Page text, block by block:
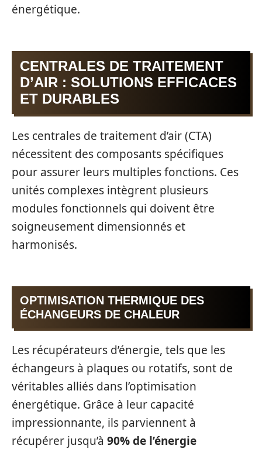
énergétique.
CENTRALES DE TRAITEMENT
D’AIR : SOLUTIONS EFFICACES
ET DURABLES
Les centrales de traitement d’air (CTA)
nécessitent des composants spécifiques
pour assurer leurs multiples fonctions. Ces
unités complexes intègrent plusieurs
modules fonctionnels qui doivent être
soigneusement dimensionnés et
harmonisés.
OPTIMISATION THERMIQUE DES
ÉCHANGEURS DE CHALEUR
Les récupérateurs d’énergie, tels que les
échangeurs à plaques ou rotatifs, sont de
véritables alliés dans l’optimisation
énergétique. Grâce à leur capacité
impressionnante, ils parviennent à
récupérer jusqu’à 90% de l’énergie